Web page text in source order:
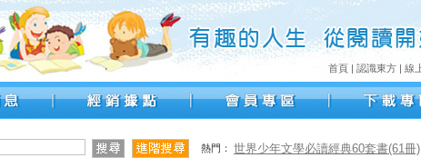
首頁 | 認識東方 | 線
熱門： 世界少年文學必讀經典60套書(61冊)